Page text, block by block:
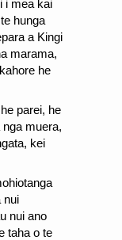
i mea kai
hunga
a Kingi
marama,
he
parei, he
muera,
kei
nui
nui ano
taha o te